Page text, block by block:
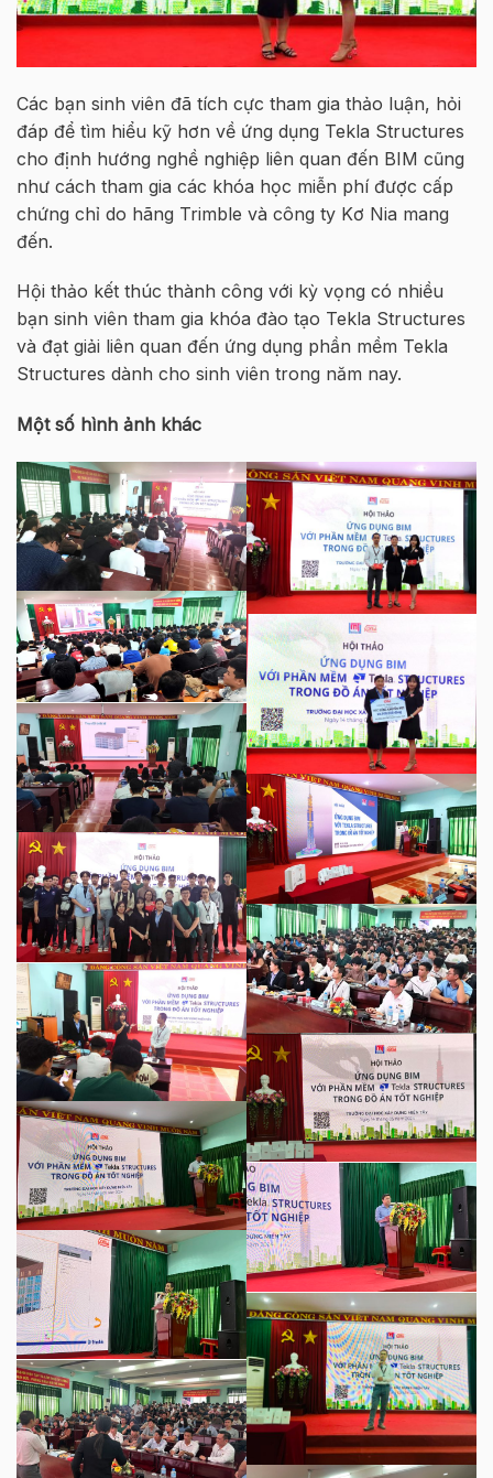
Các bạn sinh viên đã tích cực tham gia thảo luận, hỏi
đáp để tìm hiểu kỹ hơn về ứng dụng Tekla Structures
cho định hướng nghề nghiệp liên quan đến BIM cũng
như cách tham gia các khóa học miễn phí được cấp
chứng chỉ do hãng Trimble và công ty Kơ Nia mang
đến.
Hội thảo kết thúc thành công với kỳ vọng có nhiều
bạn sinh viên tham gia khóa đào tạo Tekla Structures
và đạt giải liên quan đến ứng dụng phần mềm Tekla
Structures dành cho sinh viên trong năm nay.
Một số hình ảnh khác